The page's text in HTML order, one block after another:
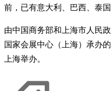
前，已有意大利、巴西、泰
由中国商务部和上海市人民
国家会展中心（上海）承办
上海举办。